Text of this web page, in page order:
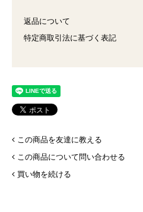
返品について
特定商取引法に基づく表記
この商品を友達に教える
この商品について問い合わせる
買い物を続ける